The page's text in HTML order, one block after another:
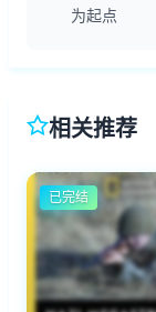
为起点
相关推荐
已完结